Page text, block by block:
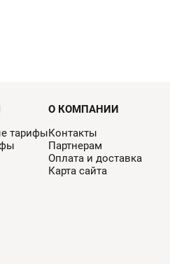
тарифы
О КОМПАНИИ
Контакты
Партнерам
Оплата и доставка
Карта сайта